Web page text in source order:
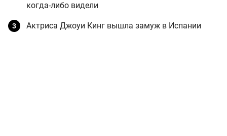
когда-либо видели
Актриса Джоуи Кинг вышла замуж в Испании